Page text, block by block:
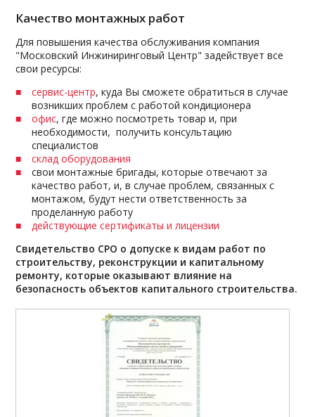
Качество монтажных работ
Для повышения качества обслуживания компания
"Московский Инжиниринговый Центр" задействует все
свои ресурсы:
сервис-центр, куда Вы сможете обратиться в случае
возникших проблем с работой кондиционера
офис, где можно посмотреть товар и, при
необходимости, получить консультацию
специалистов
склад оборудования
свои монтажные бригады, которые отвечают за
качество работ, и, в случае проблем, связанных с
монтажом, будут нести ответственность за
проделанную работу
действующие сертификаты и лицензии
Свидетельство СРО о допуске к видам работ по
строительству, реконструкции и капитальному
ремонту, которые оказывают влияние на
безопасность объектов капитального строительства.